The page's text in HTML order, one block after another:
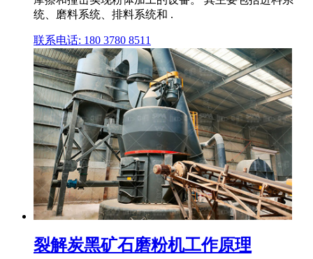
统、磨料系统、排料系统和 .
联系电话: 180 3780 8511
裂解炭黑矿石磨粉机工作原理